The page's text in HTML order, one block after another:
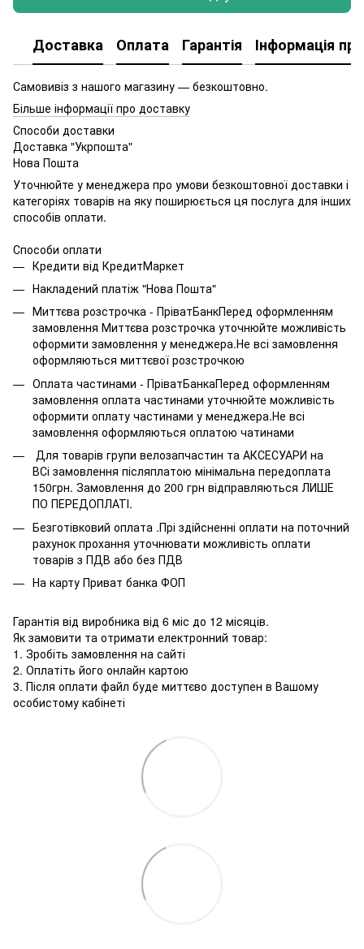
Доставка Оплата Гарантія Інформація
Самовивіз з нашого магазину — безкоштовно.
Більше інформації про доставку
Способи доставки
Доставка "Укрпошта"
Нова Пошта
Уточнюйте у менеджера про умови безкоштовної доставки і
категоріях товарів на яку поширюється ця послуга для інших
способів оплати.
Способи оплати
Кредити від КредитМаркет
Накладений платіж "Нова Пошта"
Миттєва розстрочка - ПріватБанкПеред оформленням
замовлення Миттєва розстрочка уточнюйте можливість
оформити замовлення у менеджера.Не всі замовлення
оформляються миттєвої розстрочкою
Оплата частинами - ПріватБанкаПеред оформленням
замовлення оплата частинами уточнюйте можливість
оформити оплату частинами у менеджера.Не всі
замовлення оформляються оплатою чатинами
Для товарів групи велозапчастин та АКСЕСУАРИ на
ВСі замовлення післяплатою мінімальна передоплата
150грн. Замовлення до 200 грн відправляються ЛИШЕ
ПО ПЕРЕДОПЛАТІ.
Безготівковий оплата .Прі здійсненні оплати на поточний
рахунок прохання уточнювати можливість оплати
товарів з ПДВ або без ПДВ
На карту Приват банка ФОП
Гарантія від виробника від 6 міс до 12 місяців.
Як замовити та отримати електронний товар:
1. Зробіть замовлення на сайті
2. Оплатіть його онлайн картою
3. Після оплати файл буде миттєво доступен в Вашому
особистому кабінеті